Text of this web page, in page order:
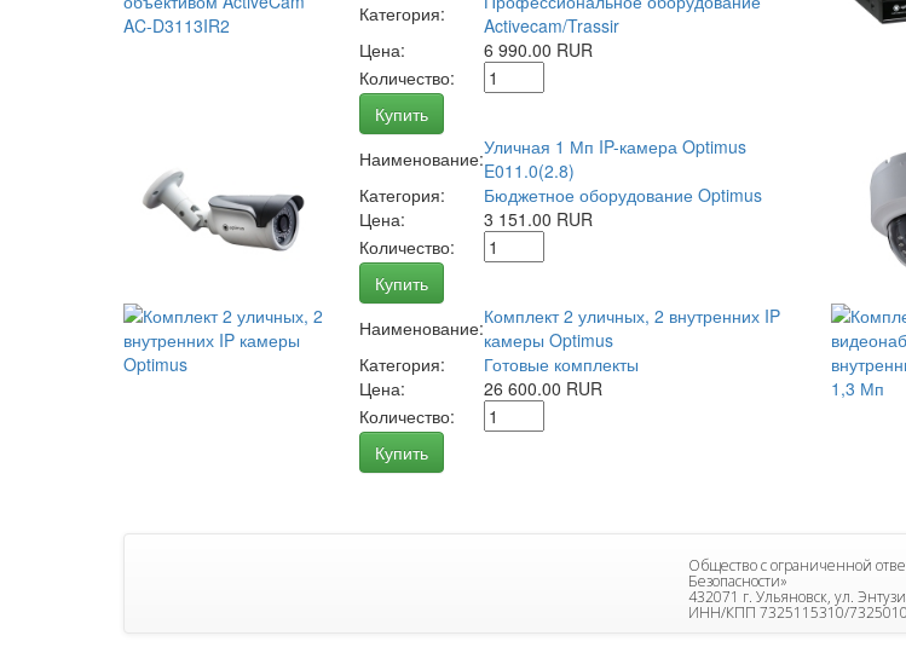
Категория:
Activecam/Trassir
Цена:
6 990.00 RUR
Количество:
Купить
Наименование:Уличная 1 Мп IP-камера Optimus
E011.0(2.8)
Категория:
Бюджетное оборудование Optimus
Цена:
3 151.00 RUR
Количество:
Купить
Наименование:Комплект 2 уличных, 2 внутренних IP
камеры Optimus
Категория:
Готовые комплекты
Цена:
26 600.00 RUR
Количество:
Купить
Общество с ограниченной
Безопасности»
432071 г. Ульяновск, ул.
ИНН/КПП 7325115310/